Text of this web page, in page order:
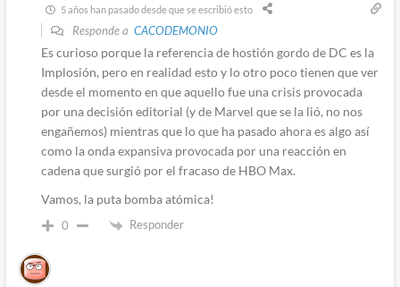
5 años han pasado desde que se escribió esto
Responde a CACODEMONIO
Es curioso porque la referencia de hostión gordo de DC es la
Implosión, pero en realidad esto y lo otro poco tienen que ver
desde el momento en que aquello fue una crisis provocada
por una decisión editorial (y de Marvel que se la lió, no nos
engañemos) mientras que lo que ha pasado ahora es algo así
como la onda expansiva provocada por una reacción en
cadena que surgió por el fracaso de HBO Max.
Vamos, la puta bomba atómica!
0 Responder